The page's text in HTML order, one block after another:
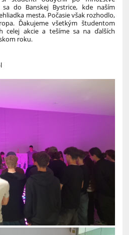
do Banskej Bystrice, kde naším
mesta. Počasie však rozhodlo,
Ďakujeme všetkým študentom
celej akcie a tešíme sa na ďalších
roku.